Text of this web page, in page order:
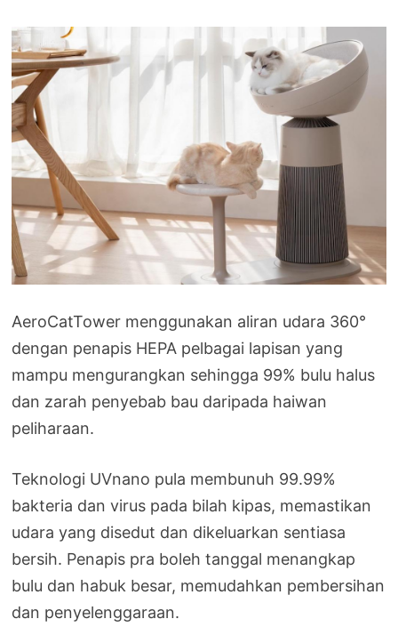
AeroCatTower menggunakan aliran udara 360°
dengan penapis HEPA pelbagai lapisan yang
mampu mengurangkan sehingga 99% bulu halus
dan zarah penyebab bau daripada haiwan
peliharaan.
Teknologi UVnano pula membunuh 99.99%
bakteria dan virus pada bilah kipas, memastikan
udara yang disedut dan dikeluarkan sentiasa
bersih. Penapis pra boleh tanggal menangkap
bulu dan habuk besar, memudahkan pembersihan
dan penyelenggaraan.